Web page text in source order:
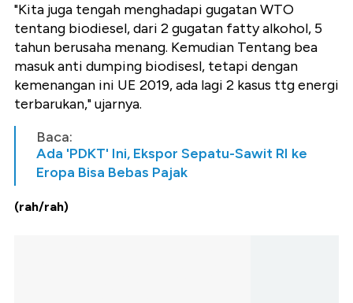
"Kita juga tengah menghadapi gugatan WTO
tentang biodiesel, dari 2 gugatan fatty alkohol, 5
tahun berusaha menang. Kemudian Tentang bea
masuk anti dumping biodisesl, tetapi dengan
kemenangan ini UE 2019, ada lagi 2 kasus ttg energi
terbarukan," ujarnya.
Baca:
Ada 'PDKT' Ini, Ekspor Sepatu-Sawit RI ke
Eropa Bisa Bebas Pajak
(rah/rah)